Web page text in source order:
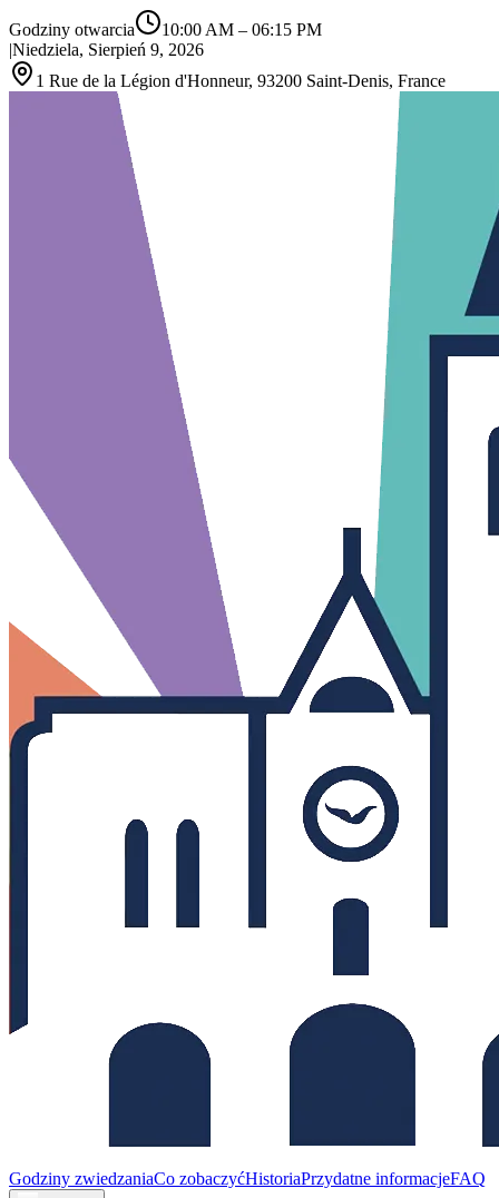
Godziny otwarcia 10:00 AM – 06:15 PM
|Niedziela, Sierpień 9, 2026
1 Rue de la Légion d'Honneur, 93200 Saint‑Denis, France
Godziny zwiedzaniaCo zobaczyćHistoriaPrzydatne informacjeFAQ